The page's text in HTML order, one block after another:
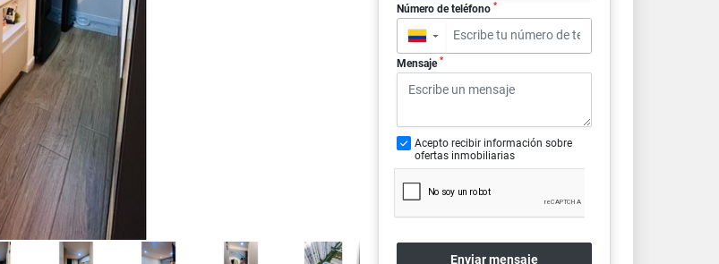
Número de teléfono *
▼
Mensaje *
Acepto recibir información sobre
ofertas inmobiliarias
Enviar mensaje